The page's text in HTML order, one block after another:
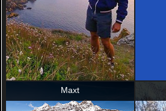
Maxt